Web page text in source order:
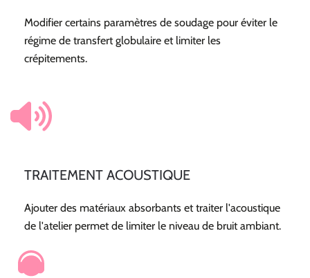
Modifier certains paramètres de soudage pour éviter le
régime de transfert globulaire et limiter les
crépitements.
TRAITEMENT ACOUSTIQUE
Ajouter des matériaux absorbants et traiter l'acoustique
de l'atelier permet de limiter le niveau de bruit ambiant.